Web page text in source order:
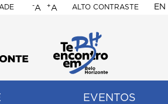
-A +A ALTO CONTRASTE EN
EVENTOS